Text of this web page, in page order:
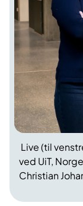
Live (til
ved UiT,
Christian